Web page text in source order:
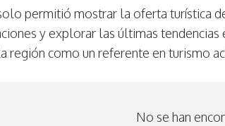
permitió mostrar la oferta turística
y explorar las últimas
región como un referente en turismo
No se han